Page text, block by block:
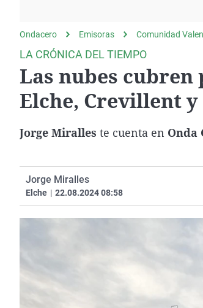
gato
Negra
Ondacero Emisoras Comunidad
LA CRÓNICA DEL TIEMPO
Las nubes cubren
Elche, Crevillent y
Jorge Miralles te cuenta en Onda
Jorge Miralles
Elche | 22.08.2024 08:58